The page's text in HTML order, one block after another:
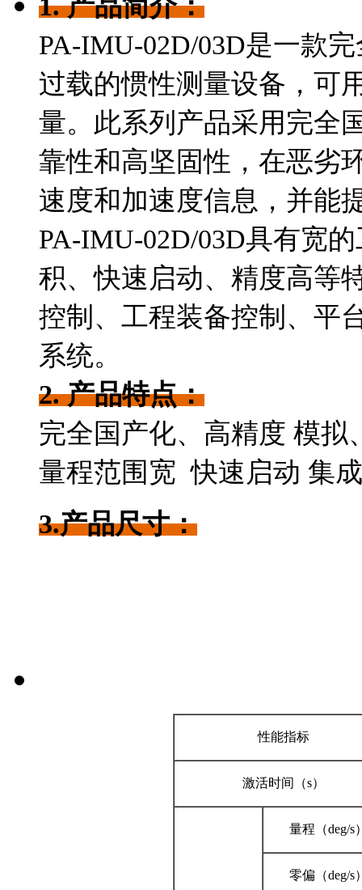
PA-IMU-02D/03D是一款
过载的惯性测量设备，可
量。此系列产品采用完全
靠性和高坚固性，在恶劣
速度和加速度信息，并能
PA-IMU-02D/03D具有宽
积、快速启动、精度高等
控制、工程装备控制、平
系统。
2. 产品特点：
完全国产化、高精度 模拟
量程范围宽 快速启动 集
3.产品尺寸：
性能指标
激活时间（s）
量程（deg/s
零偏（deg/s